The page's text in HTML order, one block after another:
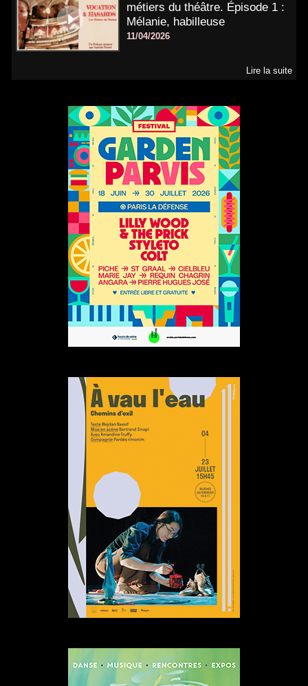
métiers du théâtre. Épisode 1 :
Mélanie, habilleuse
11/04/2026
Lire la suite